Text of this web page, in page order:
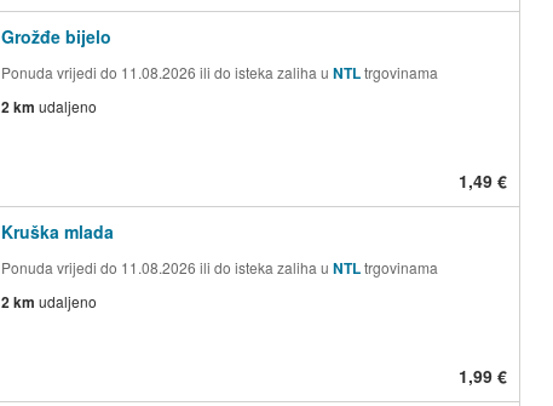
Grožđe bijelo
Ponuda vrijedi do 11.08.2026 ili do isteka zaliha u NTLtrgovinama
2 km udaljeno
1,49 €
Kruška mlada
Ponuda vrijedi do 11.08.2026 ili do isteka zaliha u NTLtrgovinama
2 km udaljeno
1,99 €